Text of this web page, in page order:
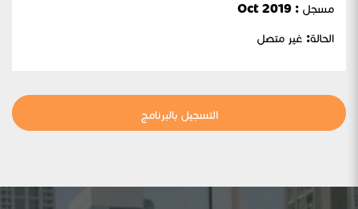
مسجل : Oct 2019
الحالة: غير متصل
التسجيل بالبرنامج